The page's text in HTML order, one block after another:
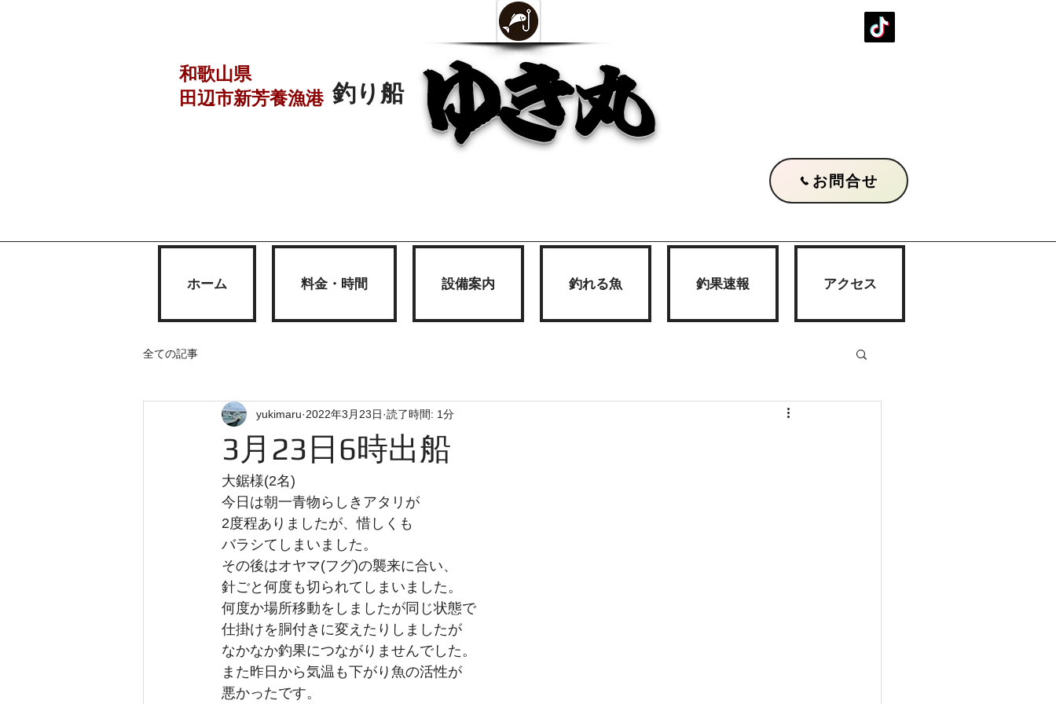
ゆき丸
釣り船
和歌山県
田辺市新芳養漁港
お問合せ
ホーム 料金・時間 設備案内 釣れる魚 釣果速報 アクセス
全ての記事
3月23日6時出船
yukimaru 2022年3月23日 読了時間: 1分
大鋸様(2名)
今日は朝一青物らしきアタリが
2度程ありましたが、惜しくも
バラシてしまいました。
その後はオヤマ(フグ)の襲来に合い、
針ごと何度も切られてしまいました。
何度か場所移動をしましたが同じ状態で
仕掛けを胴付きに変えたりしましたが
なかなか釣果につながりませんでした。
また昨日から気温も下がり魚の活性が
悪かったです。